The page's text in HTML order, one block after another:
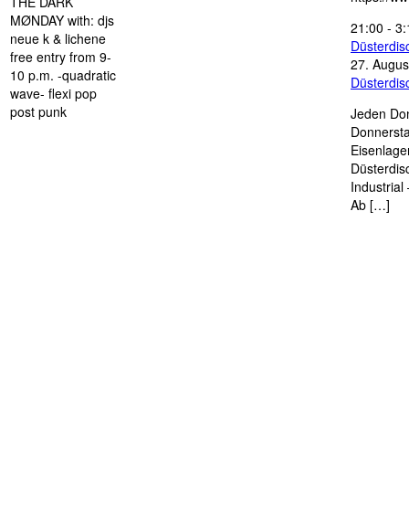
MØNDAY with: djs
neue k & lichene
free entry from 9-
10 p.m. -quadratic
wave- flexi pop
post punk
21:00 -
27.
Jeden
Industrial
Ab […]